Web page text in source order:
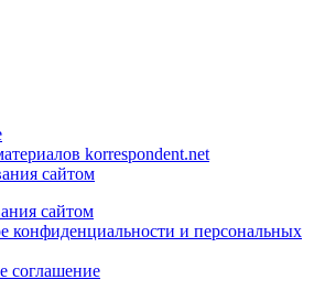
korrespondent.net
сайтом
сайтом
конфиденциальности и персональных
соглашение